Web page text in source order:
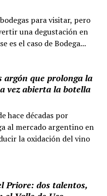
para visitar, pero
una degustación en
es el caso de Bodega...
argón que prolonga la
vez abierta la botella
hace décadas por
al mercado argentino en
la oxidación del vino
Priore: dos talentos,